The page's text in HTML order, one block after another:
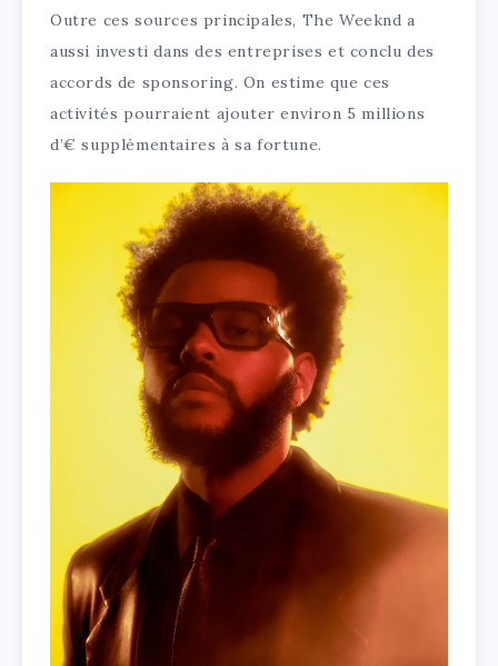
Outre ces sources principales, The Weeknd a
aussi investi dans des entreprises et conclu des
accords de sponsoring. On estime que ces
activités pourraient ajouter environ 5 millions
d’€ supplémentaires à sa fortune.